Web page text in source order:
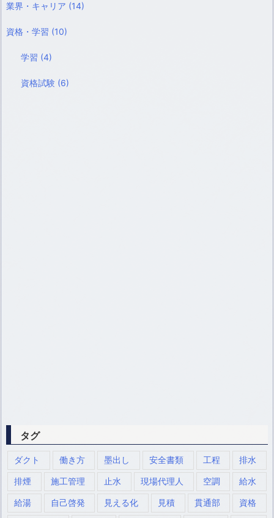
業界・キャリア (14)
資格・学習 (10)
学習 (4)
資格試験 (6)
タグ
ダクト 働き方 墨出し 安全書類 工程 排水
排煙 施工管理 止水 現場代理人 空調 給水
給湯 自己啓発 見える化 見積 貫通部 資格